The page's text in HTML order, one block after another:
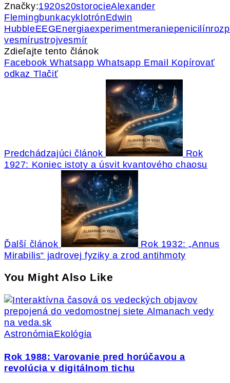
Značky:1920s20storocieAlexander
FlemingbunkacyklotrónEdwin
HubbleEEGEnergiaexperimentmeraniepenicilín
vesmírustrojvesmír
Zdieľajte tento článok
Facebook Whatsapp Whatsapp Email
Kopírovať
odkaz Tlačiť
Predchádzajúci článok
Rok
1927: Koniec istoty a úsvit kvantového chaosu
Ďalší článok
Rok 1932: „Annus
Mirabilis“ jadrovej fyziky a zrod antihmoty
You Might Also Like
AstronómiaEkológia
Rok 1988: Varovanie pred horúčavou a
revolúcia v digitálnom tichu